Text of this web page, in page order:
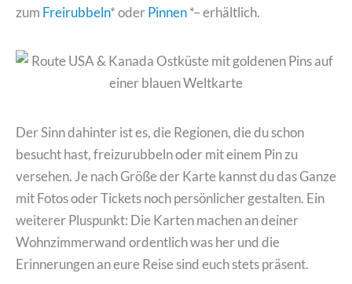
zum Freirubbeln* oderPinnen*– erhältlich.
Der Sinn dahinter ist es, die Regionen, die du schon
besucht hast, freizurubbeln oder mit einem Pin zu
versehen. Je nach Größe der Karte kannst du das Ganze
mit Fotos oder Tickets noch persönlicher gestalten. Ein
weiterer Pluspunkt: Die Karten machen an deiner
Wohnzimmerwand ordentlich was her und die
Erinnerungen an eure Reise sind euch stets präsent.